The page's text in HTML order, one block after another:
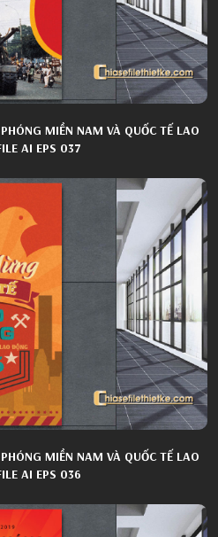
MIỀN NAM VÀ QUỐC TẾ LAO
AI EPS 037
MIỀN NAM VÀ QUỐC TẾ LAO
AI EPS 036